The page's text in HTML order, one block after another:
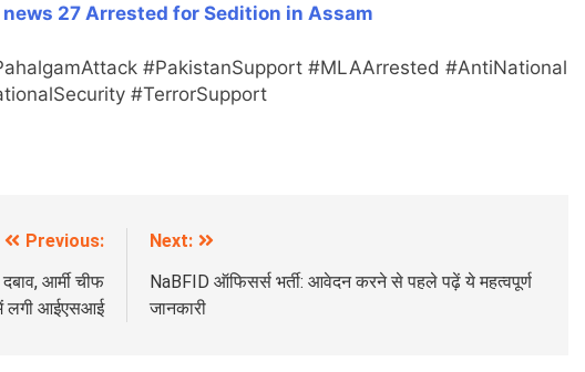
27 Arrested for Sedition in Assam
#PakistanSupport #MLAArrested #AntiNational
#TerrorSupport
Previous:
आर्मी चीफ
लगी आईएसआई
Next:
NaBFID ऑफिसर्स भर्ती: आवेदन करने से पहले पढ़ें ये महत्वपूर्ण
जानकारी